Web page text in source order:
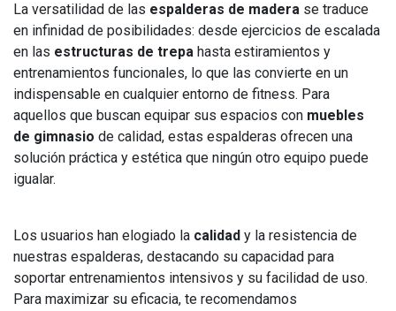
La versatilidad de las espalderas de madera se traduce
en infinidad de posibilidades: desde ejercicios de escalada
en las estructuras de trepa hasta estiramientos y
entrenamientos funcionales, lo que las convierte en un
indispensable en cualquier entorno de fitness. Para
aquellos que buscan equipar sus espacios con muebles
de gimnasio de calidad, estas espalderas ofrecen una
solución práctica y estética que ningún otro equipo puede
igualar.
Los usuarios han elogiado la calidad y la resistencia de
nuestras espalderas, destacando su capacidad para
soportar entrenamientos intensivos y su facilidad de uso.
Para maximizar su eficacia, te recomendamos